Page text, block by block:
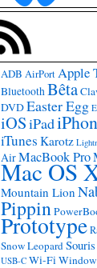
ADB AirPort Apple
BluetoothBêta
DVDEaster Egg
iOSiPad
iTunes Karotz
AirMacBook Pro
Mac OS
Mountain Lion
Pippin
Prototype
Snow LeopardSouris
USB-C Wi-Fi